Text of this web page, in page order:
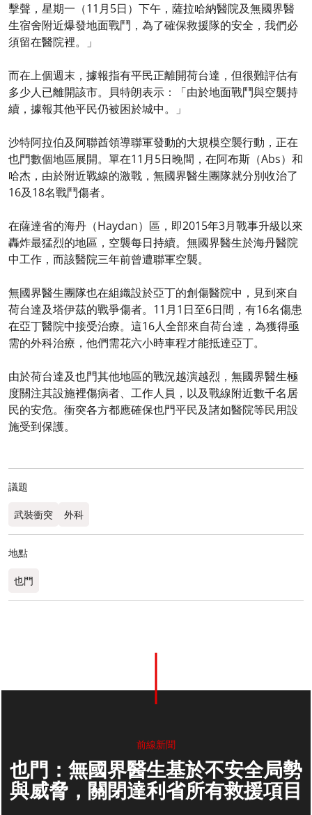
擊聲，星期一（11月5日）下午，薩拉哈納醫院及無國界醫
生宿舍附近爆發地面戰鬥，為了確保救援隊的安全，我們必
須留在醫院裡。」
而在上個週末，據報指有平民正離開荷台達，但很難評估有
多少人已離開該市。貝特朗表示：「由於地面戰鬥與空襲持
續，據報其他平民仍被困於城中。」
沙特阿拉伯及阿聯酋領導聯軍發動的大規模空襲行動，正在
也門數個地區展開。單在11月5日晚間，在阿布斯（Abs）和
哈杰，由於附近戰線的激戰，無國界醫生團隊就分別收治了
16及18名戰鬥傷者。
在薩達省的海丹（Haydan）區，即2015年3月戰事升級以來
轟炸最猛烈的地區，空襲每日持續。無國界醫生於海丹醫院
中工作，而該醫院三年前曾遭聯軍空襲。
無國界醫生團隊也在組織設於亞丁的創傷醫院中，見到來自
荷台達及塔伊茲的戰爭傷者。11月1日至6日間，有16名傷患
在亞丁醫院中接受治療。這16人全部來自荷台達，為獲得亟
需的外科治療，他們需花六小時車程才能抵達亞丁。
由於荷台達及也門其他地區的戰況越演越烈，無國界醫生極
度關注其設施裡傷病者、工作人員，以及戰線附近數千名居
民的安危。衝突各方都應確保也門平民及諸如醫院等民用設
施受到保護。
議題
武裝衝突 外科
地點
也門
前線新聞
也門：無國界醫生基於不安全局勢
與威脅，關閉達利省所有救援項目